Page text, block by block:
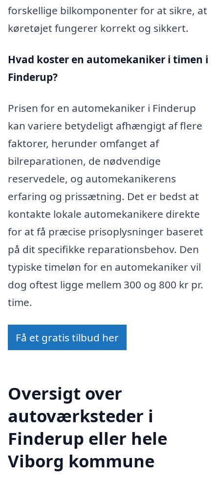
forskellige bilkomponenter for at sikre, at
køretøjet fungerer korrekt og sikkert.
Hvad koster en automekaniker i timen i
Finderup?
Prisen for en automekaniker i Finderup
kan variere betydeligt afhængigt af flere
faktorer, herunder omfanget af
bilreparationen, de nødvendige
reservedele, og automekanikerens
erfaring og prissætning. Det er bedst at
kontakte lokale automekanikere direkte
for at få præcise prisoplysninger baseret
på dit specifikke reparationsbehov. Den
typiske timeløn for en automekaniker vil
dog oftest ligge mellem 300 og 800 kr pr.
time.
Få et gratis tilbud her
Oversigt over
autoværksteder i
Finderup eller hele
Viborg kommune